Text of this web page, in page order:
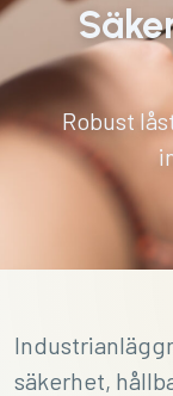
Robust
säkerhet,